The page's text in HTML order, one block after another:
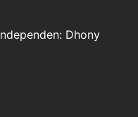
Dhony